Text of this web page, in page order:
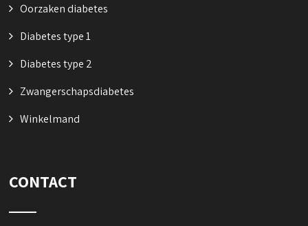
Oorzaken diabetes
Diabetes type 1
Diabetes type 2
Zwangerschapsdiabetes
Winkelmand
CONTACT